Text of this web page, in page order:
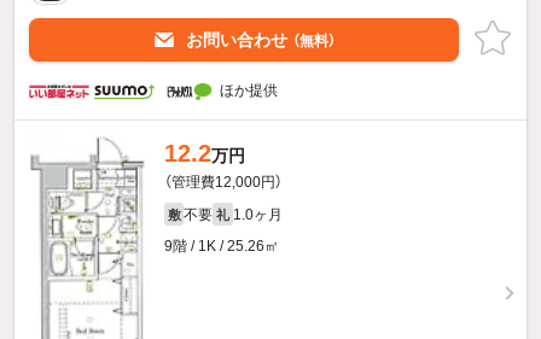
お問い合わせ （無料）
ほか提供
12.2万円
（管理費12,000円）
敷 不要 礼 1.0ヶ月
9階 / 1K / 25.26㎡